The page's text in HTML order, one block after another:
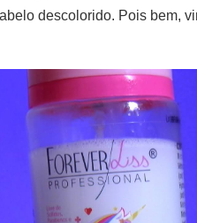
descolorido. Pois bem,